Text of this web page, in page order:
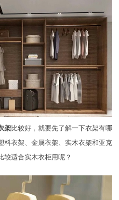
架比较好，就要先了解一下衣架有哪
料衣架、金属衣架、实木衣架和亚克
较适合实木衣柜用呢？